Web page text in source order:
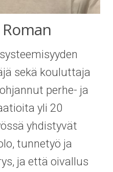
Roman
sekä kouluttaja
perhe- ja
yli 20
yhdistyvät
tunnetyö ja
ja että oivallus